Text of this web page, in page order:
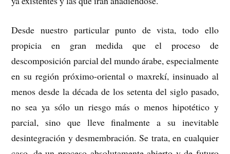
Desde nuestro particular punto de vista, todo ello
propicia en gran medida que el proceso de
descomposición parcial del mundo árabe, especialmente
en su región próximo-oriental o maxrekí, insinuado al
menos desde la década de los setenta del siglo pasado,
no sea ya sólo un riesgo más o menos hipotético y
parcial, sino que lleve finalmente a su inevitable
desintegración y desmembración. Se trata, en cualquier